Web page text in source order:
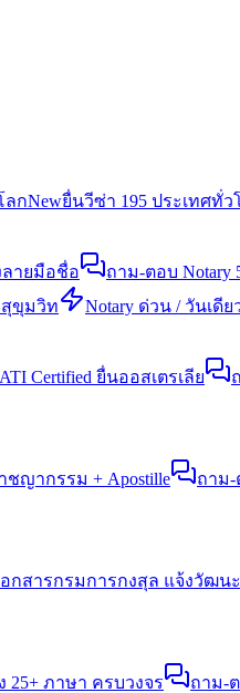
ลกNewยื่นวีซ่า 195 ประเทศทั่ว
ายมือชื่อ ถาม-ตอบ Notary
ขุมวิท Notary ด่วน / วันเดีย
Certified ยื่นออสเตรเลีย
ญากรรม + Apostille ถาม-
อกสารกรมการกงสุล แจ้งวัฒน
25+ ภาษา ครบวงจร ถาม-